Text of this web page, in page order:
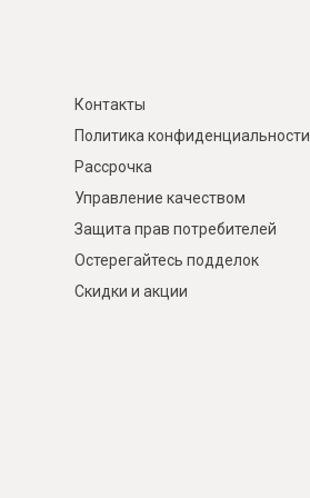
Контакты
Политика конфиденциальности
Рассрочка
Управление качеством
Защита прав потребителей
Остерегайтесь подделок
Скидки и акции